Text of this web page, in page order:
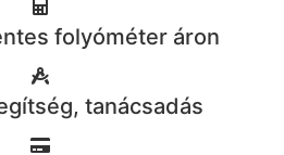
folyóméter áron
tanácsadás